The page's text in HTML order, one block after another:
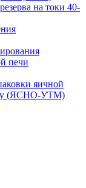
на токи 40-
печи
яичной
(ЯСНО-УТМ)